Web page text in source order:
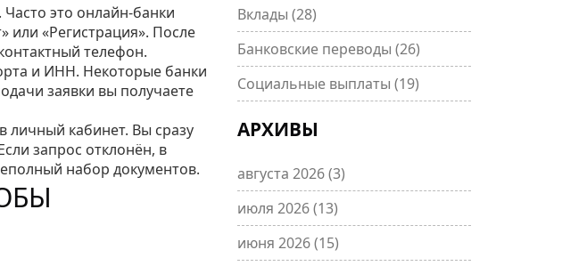
это онлайн‑банки
или «Регистрация». После
телефон.
и ИНН. Некоторые банки
заявки вы получаете
личный кабинет. Вы сразу
запрос отклонён, в
набор документов.
Вклады (28)
Банковские переводы (26)
Социальные выплаты (19)
АРХИВЫ
августа 2026(3)
июля 2026(13)
июня 2026(15)